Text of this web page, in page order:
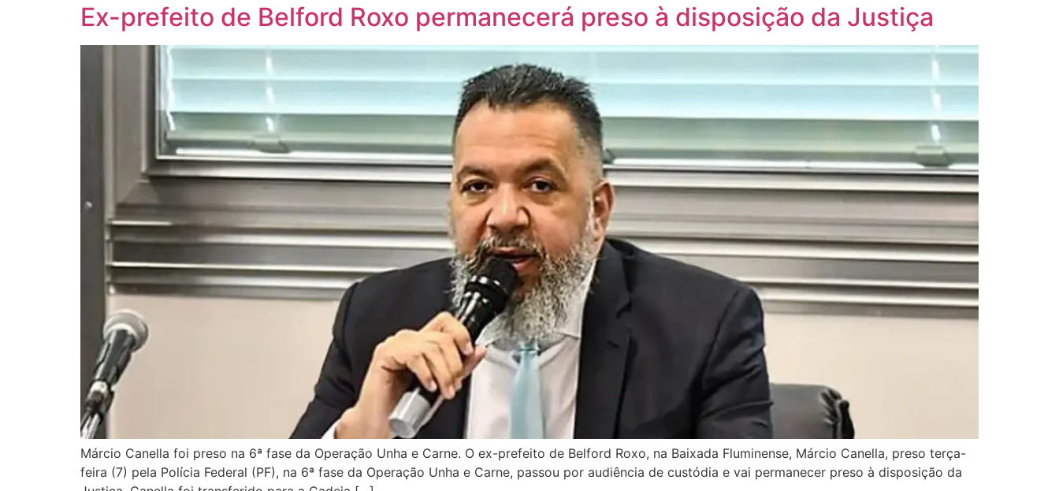
Ex-prefeito de Belford Roxo permanecerá preso à disposição da Justiça
Márcio Canella foi preso na 6ª fase da Operação Unha e Carne. O ex-prefeito de Belford Roxo, na Baixada Fluminense, Márcio Canella, preso terça-
feira (7) pela Polícia Federal (PF), na 6ª fase da Operação Unha e Carne, passou por audiência de custódia e vai permanecer preso à disposição da